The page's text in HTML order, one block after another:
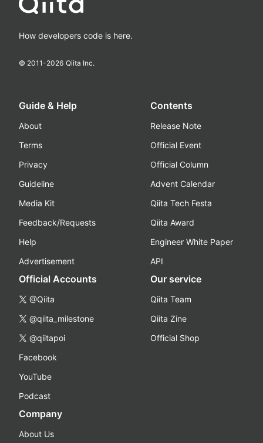
How developers code is here.
© 2011-2026 Qiita Inc.
Guide & Help
About
Terms
Privacy
Guideline
Media Kit
Feedback/Requests
Help
Advertisement
Contents
Release Note
Official Event
Official Column
Advent Calendar
Qiita Tech Festa
Qiita Award
Engineer White Paper
API
Official Accounts
@Qiita
@qiita_milestone
@qiitapoi
Facebook
YouTube
Podcast
Our service
Qiita Team
Qiita Zine
Official Shop
Company
About Us